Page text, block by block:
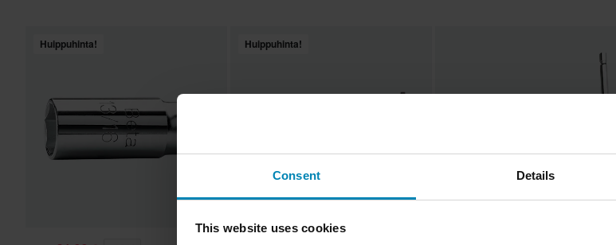
Consent Details
This website uses cookies
Huippuhinta! Huippuhinta!